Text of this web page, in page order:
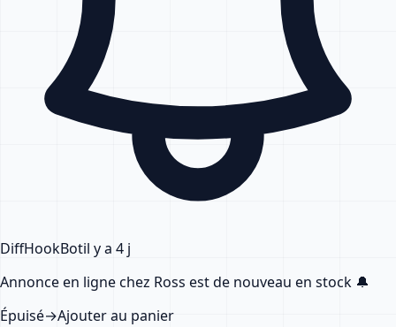
DiffHookBotil y a 4 j
Annonce en ligne chez Ross est de nouveau en stock 🔔
Épuisé→Ajouter au panier